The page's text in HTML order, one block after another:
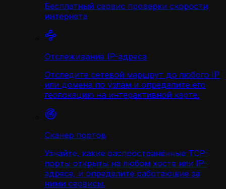
Бесплатный сервис проверки скорости
интернета
Отслеживание IP-адреса
Отследите сетевой маршрут до любого IP
или домена по узлам и определите его
геолокацию на интерактивной карте.
Сканер портов
Узнайте, какие распространённые TCP-
порты открыты на любом хосте или IP-
адресе, и определите работающие за
ними сервисы.